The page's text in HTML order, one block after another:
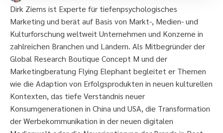
Dirk Ziems ist Experte für tiefenpsychologisches
Marketing und berät auf Basis von Markt-, Medien- und
Kulturforschung weltweit Unternehmen und Konzerne in
zahlreichen Branchen und Ländern. Als Mitbegründer der
Global Research Boutique Concept M und der
Marketingberatung Flying Elephant begleitet er Themen
wie die Adaption von Erfolgsprodukten in neuen kulturellen
Kontexten, das tiefe Verständnis neuer
Konsumgenerationen in China und USA, die Transformation
der Werbekommunikation in der neuen digitalen